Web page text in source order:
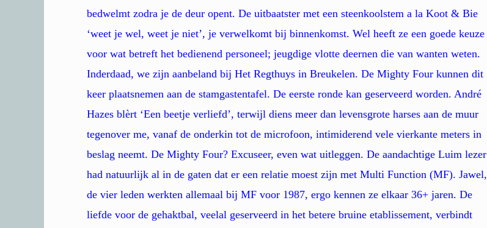
bedwelmt zodra je de deur opent. De uitbaatster met een steenkoolstem a la Koot & Bie
‘weet je wel, weet je niet’, je verwelkomt bij binnenkomst. Wel heeft ze een goede keuze
voor wat betreft het bedienend personeel; jeugdige vlotte deernen die van wanten weten.
Inderdaad, we zijn aanbeland bij Het Regthuys in Breukelen. De Mighty Four kunnen dit
keer plaatsnemen aan de stamgastentafel. De eerste ronde kan geserveerd worden. André
Hazes blèrt ‘Een beetje verliefd’, terwijl diens meer dan levensgrote harses aan de muur
tegenover me, vanaf de onderkin tot de microfoon, intimiderend vele vierkante meters in
beslag neemt. De Mighty Four? Excuseer, even wat uitleggen. De aandachtige Luim lezer
had natuurlijk al in de gaten dat er een relatie moest zijn met Multi Function (MF). Jawel,
de vier leden werkten allemaal bij MF voor 1987, ergo kennen ze elkaar 36+ jaren. De
liefde voor de gehaktbal, veelal geserveerd in het betere bruine etablissement, verbindt